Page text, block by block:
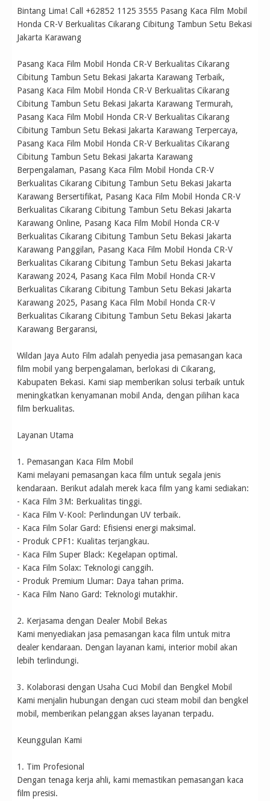
Bintang Lima! Call +62852 1125 3555 Pasang Kaca Film Mobil
Honda CR-V Berkualitas Cikarang Cibitung Tambun Setu Bekasi
Jakarta Karawang
Pasang Kaca Film Mobil Honda CR-V Berkualitas Cikarang
Cibitung Tambun Setu Bekasi Jakarta Karawang Terbaik,
Pasang Kaca Film Mobil Honda CR-V Berkualitas Cikarang
Cibitung Tambun Setu Bekasi Jakarta Karawang Termurah,
Pasang Kaca Film Mobil Honda CR-V Berkualitas Cikarang
Cibitung Tambun Setu Bekasi Jakarta Karawang Terpercaya,
Pasang Kaca Film Mobil Honda CR-V Berkualitas Cikarang
Cibitung Tambun Setu Bekasi Jakarta Karawang
Berpengalaman, Pasang Kaca Film Mobil Honda CR-V
Berkualitas Cikarang Cibitung Tambun Setu Bekasi Jakarta
Karawang Bersertifikat, Pasang Kaca Film Mobil Honda CR-V
Berkualitas Cikarang Cibitung Tambun Setu Bekasi Jakarta
Karawang Online, Pasang Kaca Film Mobil Honda CR-V
Berkualitas Cikarang Cibitung Tambun Setu Bekasi Jakarta
Karawang Panggilan, Pasang Kaca Film Mobil Honda CR-V
Berkualitas Cikarang Cibitung Tambun Setu Bekasi Jakarta
Karawang 2024, Pasang Kaca Film Mobil Honda CR-V
Berkualitas Cikarang Cibitung Tambun Setu Bekasi Jakarta
Karawang 2025, Pasang Kaca Film Mobil Honda CR-V
Berkualitas Cikarang Cibitung Tambun Setu Bekasi Jakarta
Karawang Bergaransi,
Wildan Jaya Auto Film adalah penyedia jasa pemasangan kaca
film mobil yang berpengalaman, berlokasi di Cikarang,
Kabupaten Bekasi. Kami siap memberikan solusi terbaik untuk
meningkatkan kenyamanan mobil Anda, dengan pilihan kaca
film berkualitas.
Layanan Utama
1. Pemasangan Kaca Film Mobil
Kami melayani pemasangan kaca film untuk segala jenis
kendaraan. Berikut adalah merek kaca film yang kami sediakan:
- Kaca Film 3M: Berkualitas tinggi.
- Kaca Film V-Kool: Perlindungan UV terbaik.
- Kaca Film Solar Gard: Efisiensi energi maksimal.
- Produk CPF1: Kualitas terjangkau.
- Kaca Film Super Black: Kegelapan optimal.
- Kaca Film Solax: Teknologi canggih.
- Produk Premium Llumar: Daya tahan prima.
- Kaca Film Nano Gard: Teknologi mutakhir.
2. Kerjasama dengan Dealer Mobil Bekas
Kami menyediakan jasa pemasangan kaca film untuk mitra
dealer kendaraan. Dengan layanan kami, interior mobil akan
lebih terlindungi.
3. Kolaborasi dengan Usaha Cuci Mobil dan Bengkel Mobil
Kami menjalin hubungan dengan cuci steam mobil dan bengkel
mobil, memberikan pelanggan akses layanan terpadu.
Keunggulan Kami
1. Tim Profesional
Dengan tenaga kerja ahli, kami memastikan pemasangan kaca
film presisi.